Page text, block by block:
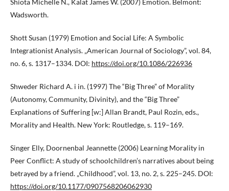
Shiota Michelle N., Kalat James W. (2007) Emotion. Belmont:
Wadsworth.
Shott Susan (1979) Emotion and Social Life: A Symbolic
Integrationist Analysis. „American Journal of Sociology”, vol. 84,
no. 6, s. 1317–1334. DOI: https://doi.org/10.1086/226936
Shweder Richard A. i in. (1997) The “Big Three” of Morality
(Autonomy, Community, Divinity), and the “Big Three”
Explanations of Suffering [w:] Allan Brandt, Paul Rozin, eds.,
Morality and Health. New York: Routledge, s. 119–169.
Singer Elly, Doornenbal Jeannette (2006) Learning Morality in
Peer Conflict: A study of schoolchildren’s narratives about being
betrayed by a friend. „Childhood”, vol. 13, no. 2, s. 225–245. DOI:
https://doi.org/10.1177/0907568206062930